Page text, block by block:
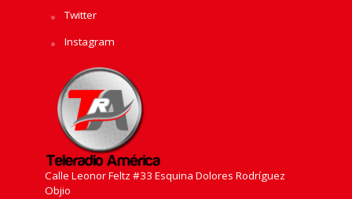
Twitter
Instagram
Calle Leonor Feltz #33 Esquina Dolores Rodríguez
Objio